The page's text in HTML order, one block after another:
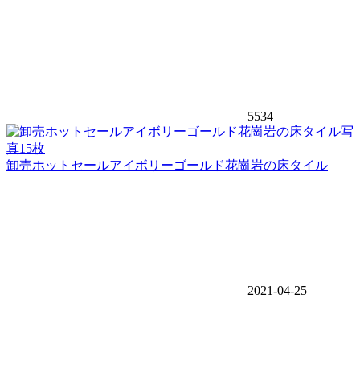
5534
写
真15枚
卸売ホットセールアイボリーゴールド花崗岩の床タイル
2021-04-25